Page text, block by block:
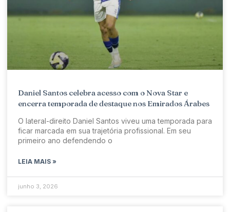
Daniel Santos celebra acesso com o Nova Star e
encerra temporada de destaque nos Emirados Árabes
O lateral-direito Daniel Santos viveu uma temporada para
ficar marcada em sua trajetória profissional. Em seu
primeiro ano defendendo o
LEIA MAIS »
junho 3, 2026